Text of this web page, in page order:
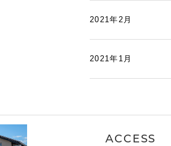
2021年2月
2021年1月
ACCESS